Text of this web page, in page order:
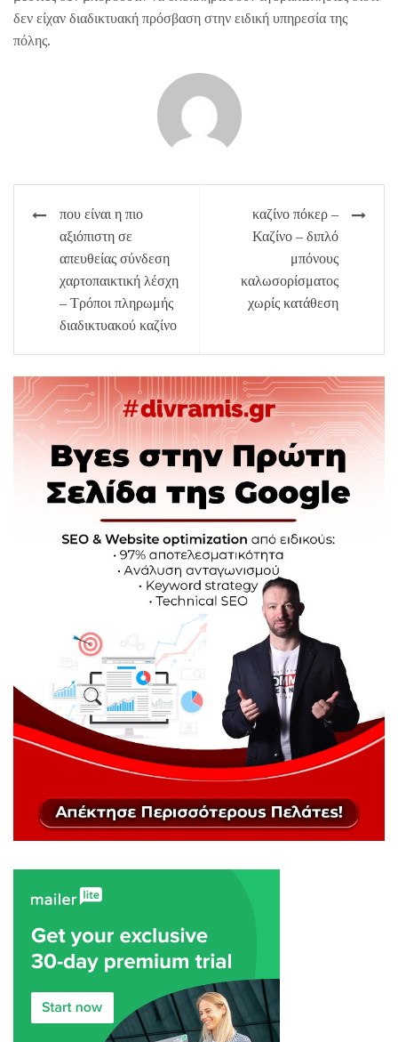
δεν είχαν διαδικτυακή πρόσβαση στην ειδική υπηρεσία της
πόλης.
Πλοήγηση
άρθρων
που είναι η πιο
αξιόπιστη σε
απευθείας σύνδεση
χαρτοπαικτική λέσχη
– Τρόποι πληρωμής
διαδικτυακού καζίνο
καζίνο πόκερ –
Καζίνο – διπλό
μπόνους
καλωσορίσματος
χωρίς κατάθεση